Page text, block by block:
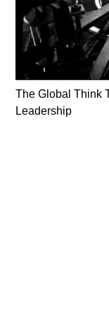
The Global Think
Leadership